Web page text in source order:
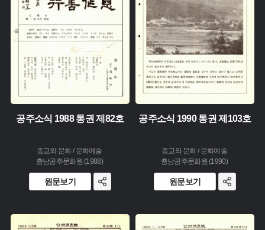
소장 :
공주소식 1988 통권 제82호
종교와 문화 / 문화예술
충남공주문화원 (1988)
원문보기
소장 :
공주소식 1990 통권 제103호
종교와 문화 / 문화예술
충남공주문화원 (1990)
원문보기